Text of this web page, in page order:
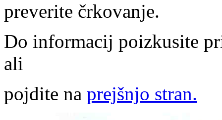
preverite črkovanje.
Do informacij poizkusite
ali
pojdite na prejšnjo stran.